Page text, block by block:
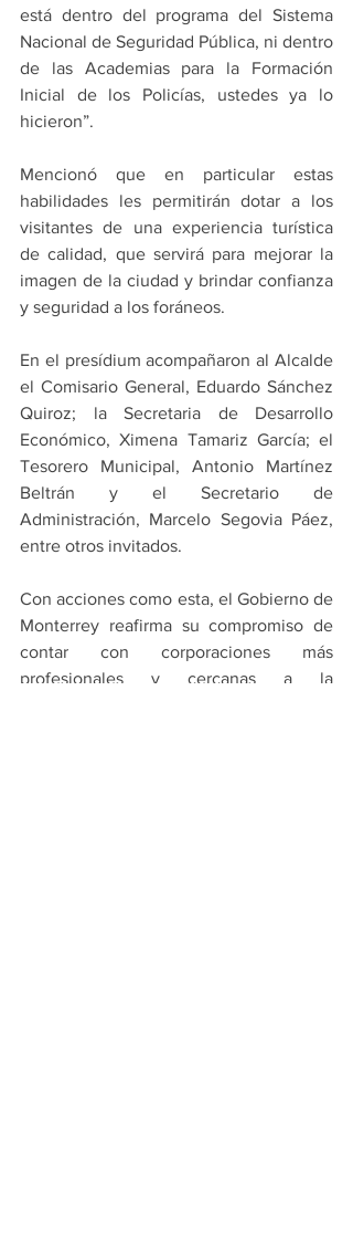
está dentro del programa del Sistema
Nacional de Seguridad Pública, ni dentro
de las Academias para la Formación
Inicial de los Policías, ustedes ya lo
hicieron”.
Mencionó que en particular estas
habilidades les permitirán dotar a los
visitantes de una experiencia turística
de calidad, que servirá para mejorar la
imagen de la ciudad y brindar confianza
y seguridad a los foráneos.
En el presídium acompañaron al Alcalde
el Comisario General, Eduardo Sánchez
Quiroz; la Secretaria de Desarrollo
Económico, Ximena Tamariz García; el
Tesorero Municipal, Antonio Martínez
Beltrán y el Secretario de
Administración, Marcelo Segovia Páez,
entre otros invitados.
Con acciones como esta, el Gobierno de
Monterrey reafirma su compromiso de
contar con corporaciones más
profesionales y cercanas a la